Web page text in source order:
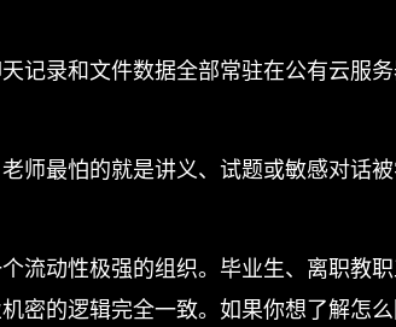
记录和文件数据全部常驻在公有云服
师最怕的就是讲义、试题或敏感对话
流动性极强的组织。毕业生、离职教
密的逻辑完全一致。如果你想了解怎